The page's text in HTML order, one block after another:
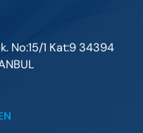
No:15/1 Kat:9 34394